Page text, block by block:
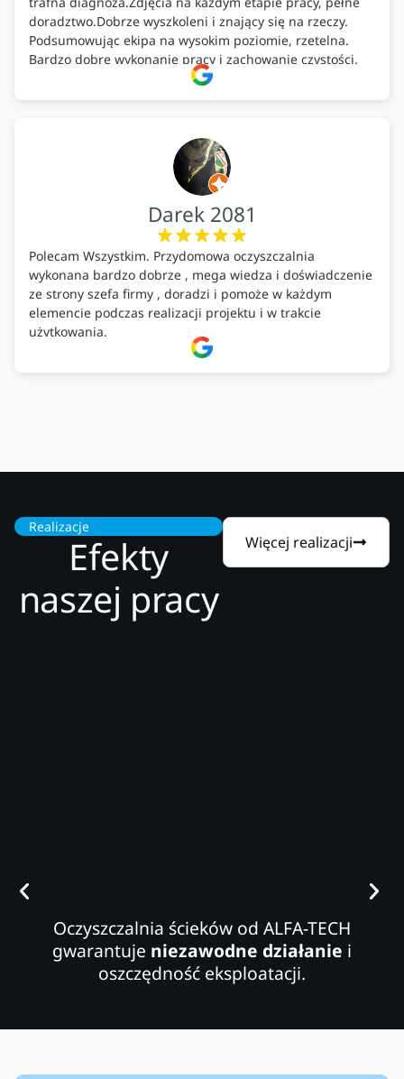
doradztwo.Dobrze wyszkoleni i znający się na rzeczy.
Podsumowując ekipa na wysokim poziomie, rzetelna.
Bardzo dobre wykonanie pracy i zachowanie czystości.
Darek 2081
Polecam Wszystkim. Przydomowa oczyszczalnia
wykonana bardzo dobrze , mega wiedza i doświadczenie
ze strony szefa firmy , doradzi i pomoże w każdym
elemencie podczas realizacji projektu i w trakcie
użytkowania.
Firma godna zaufania. Tak trzymać!
Realizacje
Efekty
naszej pracy
Więcej realizacji
Oczyszczalnia ścieków od ALFA-TECH
gwarantuje niezawodne działanie i
oszczędność eksploatacji.